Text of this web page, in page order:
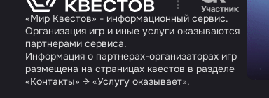
«Мир Квестов» - информационный сервис.
Организация игр и иные услуги оказываются
партнерами сервиса.
Информация о партнерах-организаторах игр
размещена на страницах квестов в разделе
«Контакты» → «Услугу оказывает».